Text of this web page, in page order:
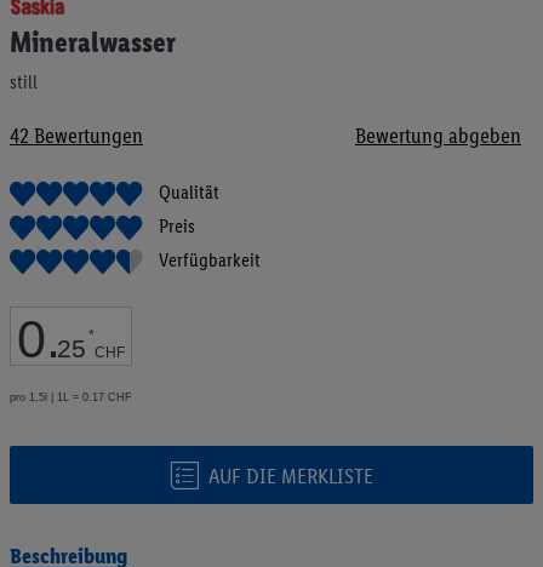
Mineralwasser
still
42 Bewertungen Bewertung abgeben
Qualität
Preis
Verfügbarkeit
0.25 *
CHF
pro 1,5l | 1L = 0.17 CHF
AUF DIE MERKLISTE
Anfang
der
springen
Beschreibung